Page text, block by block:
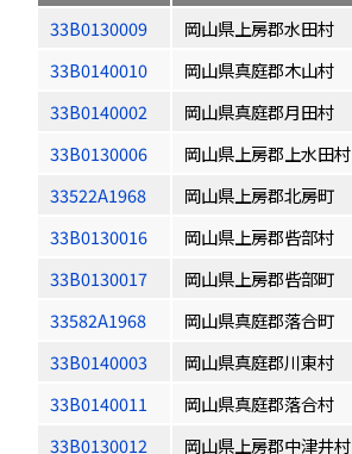
33B0130009
岡山県上房郡水田村
33B0140010
岡山県真庭郡木山村
33B0140002
岡山県真庭郡月田村
33B0130006
岡山県上房郡上水田村
33522A1968
岡山県上房郡北房町
33B0130016
岡山県上房郡呰部村
33B0130017
岡山県上房郡呰部町
33582A1968
岡山県真庭郡落合町
33B0140003
岡山県真庭郡川東村
33B0140011
岡山県真庭郡落合村
33B0130012
岡山県上房郡中津井村